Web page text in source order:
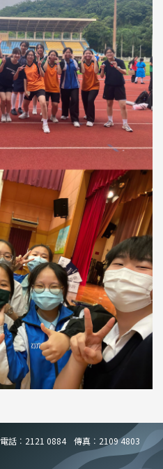
電話︰2121 0884
傳真︰2109 4803